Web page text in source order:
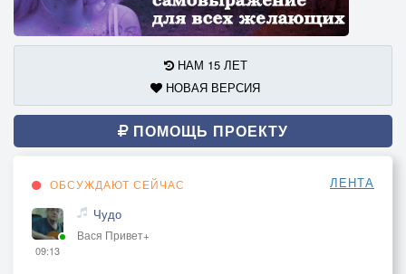
НАМ 15 ЛЕТ
НОВАЯ ВЕРСИЯ
ПОМОЩЬ ПРОЕКТУ
ОБСУЖДАЮТ СЕЙЧАС ЛЕНТА
09:13
Чудо
Вася Привет+